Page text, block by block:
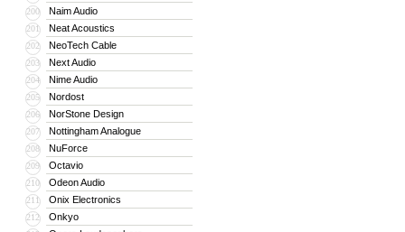
200 Naim Audio
201 Neat Acoustics
202 NeoTech Cable
203 Next Audio
204 Nime Audio
205 Nordost
206 NorStone Design
207 Nottingham Analogue
208 NuForce
209 Octavio
210 Odeon Audio
211 Onix Electronics
212 Onkyo